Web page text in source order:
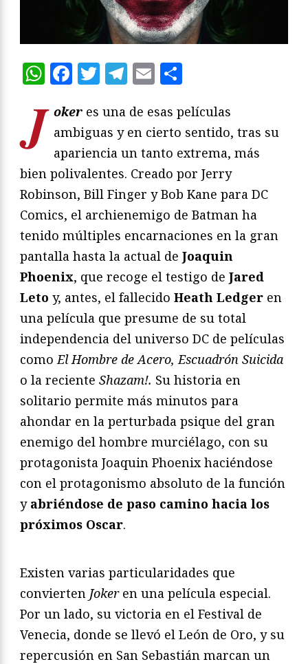
WhatsApp
Facebook
Twitter
Telegram
Email
J oker es una de esas películas
ambiguas y en cierto sentido, tras su
apariencia un tanto extrema, más
bien polivalentes. Creado por Jerry
Robinson, Bill Finger y Bob Kane para DC
Comics, el archienemigo de Batman ha
tenido múltiples encarnaciones en la gran
pantalla hasta la actual de Joaquin
Phoenix, que recoge el testigo de Jared
Leto y, antes, el fallecido Heath Ledger en
una película que presume de su total
independencia del universo DC de películas
como El Hombre de Acero, Escuadrón Suicida
o la reciente Shazam!. Su historia en
solitario permite más minutos para
ahondar en la perturbada psique del gran
enemigo del hombre murciélago, con su
protagonista Joaquin Phoenix haciéndose
con el protagonismo absoluto de la función
y abriéndose de paso camino hacia los
próximos Oscar.
Existen varias particularidades que
convierten Jokeren una película especial.
Por un lado, su victoria en el Festival de
Venecia, donde se llevó el León de Oro, y su
repercusión en San Sebastián marcan un